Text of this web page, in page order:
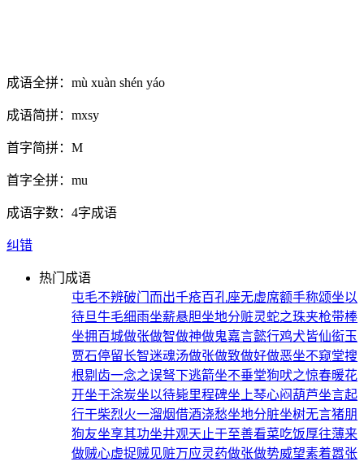
成语全拼： mù xuàn shén yáo
成语简拼： mxsy
首字简拼： M
首字全拼： mu
成语字数： 4字成语
纠错
热门成语
屯毛不辨破门而出千疮百孔座无虚席额手称颂坐以
待旦牛毛细雨坐薪悬胆坐地分赃灵蛇之珠夹枪带棒
坐拥百城做张做智做神做鬼嘉言懿行鸡犬皆仙衒玉
贾石停留长智迷魂汤做张做致做好做恶坐不窥堂搜
根剔齿一念之误弩下逃箭坐不垂堂狗吠之惊春暖花
开坐于涂炭坐以待毙里程碑坐上琴心闷葫芦坐言起
行干柴烈火一溜烟借酒浇愁坐地分脏坐树无言猪朋
狗友坐享其功坐井观天止于至善看菜吃饭厚往薄来
做贼心虚捉贼见赃万应灵药做张做势威望素着嚣张